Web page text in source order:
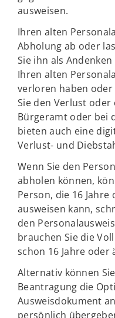
ausweisen.
Ihren alten
Abholung ab oder
Sie ihn als
Ihren alten
verloren haben
Sie den Verlust
Bürgeramt oder bei
bieten auch eine
Verlust- und
Wenn Sie den
abholen können,
Person, die 16
ausweisen kann,
den
brauchen Sie die
schon 16 Jahre oder
Alternativ können
Beantragung die
Ausweisdokument
persönlich